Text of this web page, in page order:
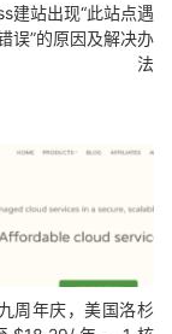
建站出现“此站点遇
误”的原因及解决办
法
周年庆，美国洛杉